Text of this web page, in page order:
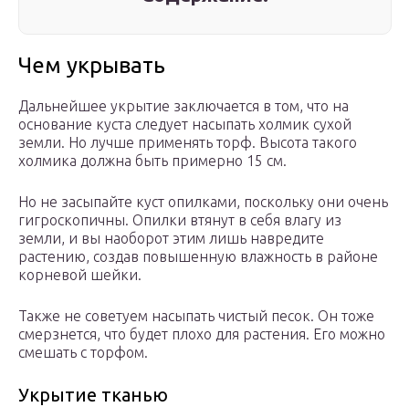
Чем укрывать
Дальнейшее укрытие заключается в том, что на
основание куста следует насыпать холмик сухой
земли. Но лучше применять торф. Высота такого
холмика должна быть примерно 15 см.
Но не засыпайте куст опилками, поскольку они очень
гигроскопичны. Опилки втянут в себя влагу из
земли, и вы наоборот этим лишь навредите
растению, создав повышенную влажность в районе
корневой шейки.
Также не советуем насыпать чистый песок. Он тоже
смерзнется, что будет плохо для растения. Его можно
смешать с торфом.
Укрытие тканью